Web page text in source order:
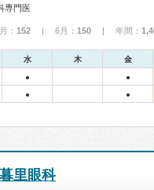
専門医
： 152 | 6月： 150 | 年間：
水 木 金
● ●
● ●
里眼科